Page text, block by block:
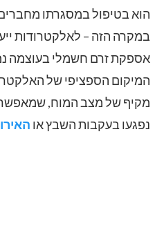
הוא בטיפול במסגרתו
במקרה הזה – לאלקטרודות
אספקת זרם חשמלי בעוצמה
המיקום הספציפי של
מקיף של מצב המוח, שמאפשר
נפגעו בעקבות השבץ או